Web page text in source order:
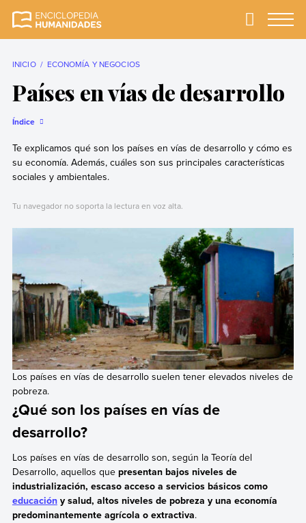
completa y más
Primary
INICIO ECONOMÍA Y NEGOCIOS
Países en vías de desarrollo
Índice
Te explicamos qué son los países en vías de desarrollo y cómo es
su economía. Además, cuáles son sus principales características
sociales y ambientales.
Tu navegador no soporta la lectura en voz alta.
Los países en vías de desarrollo suelen tener elevados niveles de
pobreza.
¿Qué son los países en vías de
desarrollo?
Los países en vías de desarrollo son, según la Teoría del
Desarrollo, aquellos que presentan bajos niveles de
industrialización, escaso acceso a servicios básicos como
educacióny salud, altos niveles de pobreza y una economía
predominantemente agrícola o extractiva.